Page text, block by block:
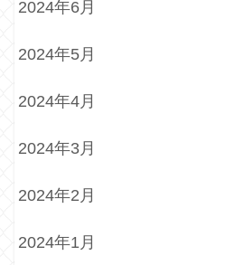
2024年6月
2024年5月
2024年4月
2024年3月
2024年2月
2024年1月